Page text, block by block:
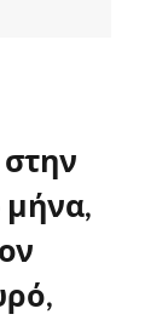
στην
μήνα,